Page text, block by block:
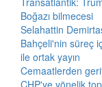
Boğazı bilmecesi
Selahattin
Bahçeli'nin süreç
ile ortak yayın
Cemaatlerden
CHP'ye yönelik